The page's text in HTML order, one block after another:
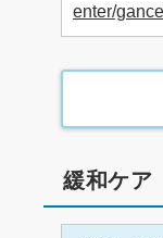
enter/
緩和ケア